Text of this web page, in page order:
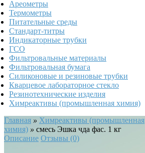
Ареометры
Термометры
Питательные среды
Стандарт-титры
Индикаторные трубки
ГСО
Фильтровальные материалы
Фильтровальная бумага
Силиконовые и резиновые трубки
Кварцевое лабораторное стекло
Резинотехнические изделия
Химреактивы (промышленная химия)
Главная » Химреактивы (промышленная
химия) » смесь Эшка чда фас. 1 кг
Описание Отзывы (0)